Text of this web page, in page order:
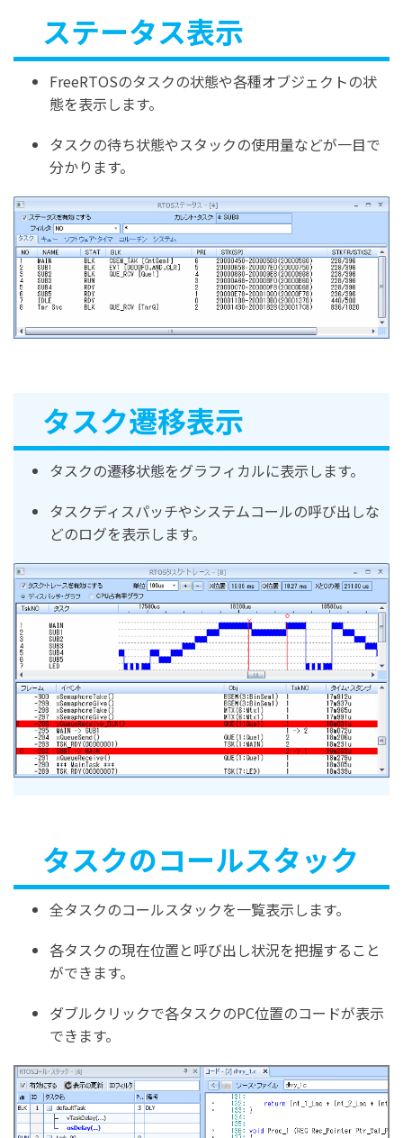
ステータス表示
FreeRTOSのタスクの状態や各種オブジェクトの状
態を表示します。
タスクの待ち状態やスタックの使用量などが一目で
分かります。
タスク遷移表示
タスクの遷移状態をグラフィカルに表示します。
タスクディスパッチやシステムコールの呼び出しな
どのログを表示します。
タスクのコールスタック
全タスクのコールスタックを一覧表示します。
各タスクの現在位置と呼び出し状況を把握すること
ができます。
ダブルクリックで各タスクのPC位置のコードが表示
できます。